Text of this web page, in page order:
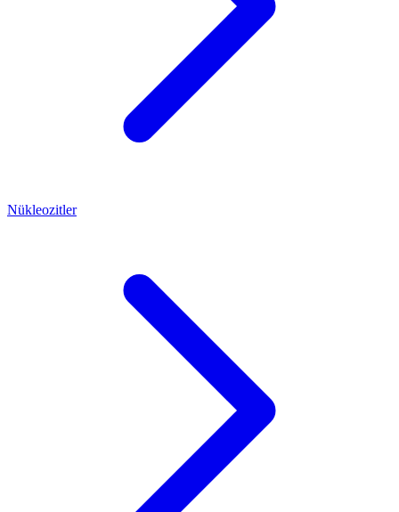
Nükleozitler